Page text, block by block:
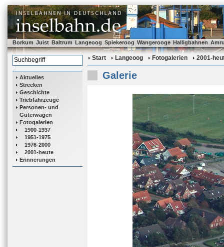
Borkum Juist Baltrum Langeoog Spiekeroog Wangerooge Halligbahnen
Aktuelles
Strecken
Geschichte
Triebfahrzeuge
Personen- und
Güterwagen
Fotogalerien
1900-1937
1951-1975
1976-2000
2001-heute
Erinnerungen
Start Langeoog Fotogalerien 2001-
Galerie